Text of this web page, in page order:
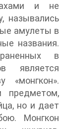
и не
назывались
амулеты в
названия.
в
является
«монгкон».
предметом,
но и дает
Монгкон